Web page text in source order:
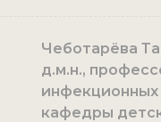
Чеботарёва
д.м.н.,
кафедры